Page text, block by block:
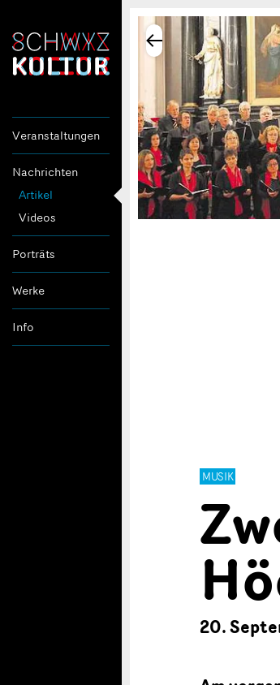
Veranstaltungen
Nachrichten
Artikel
Videos
Porträts
Werke
Info
MUSIK
20.